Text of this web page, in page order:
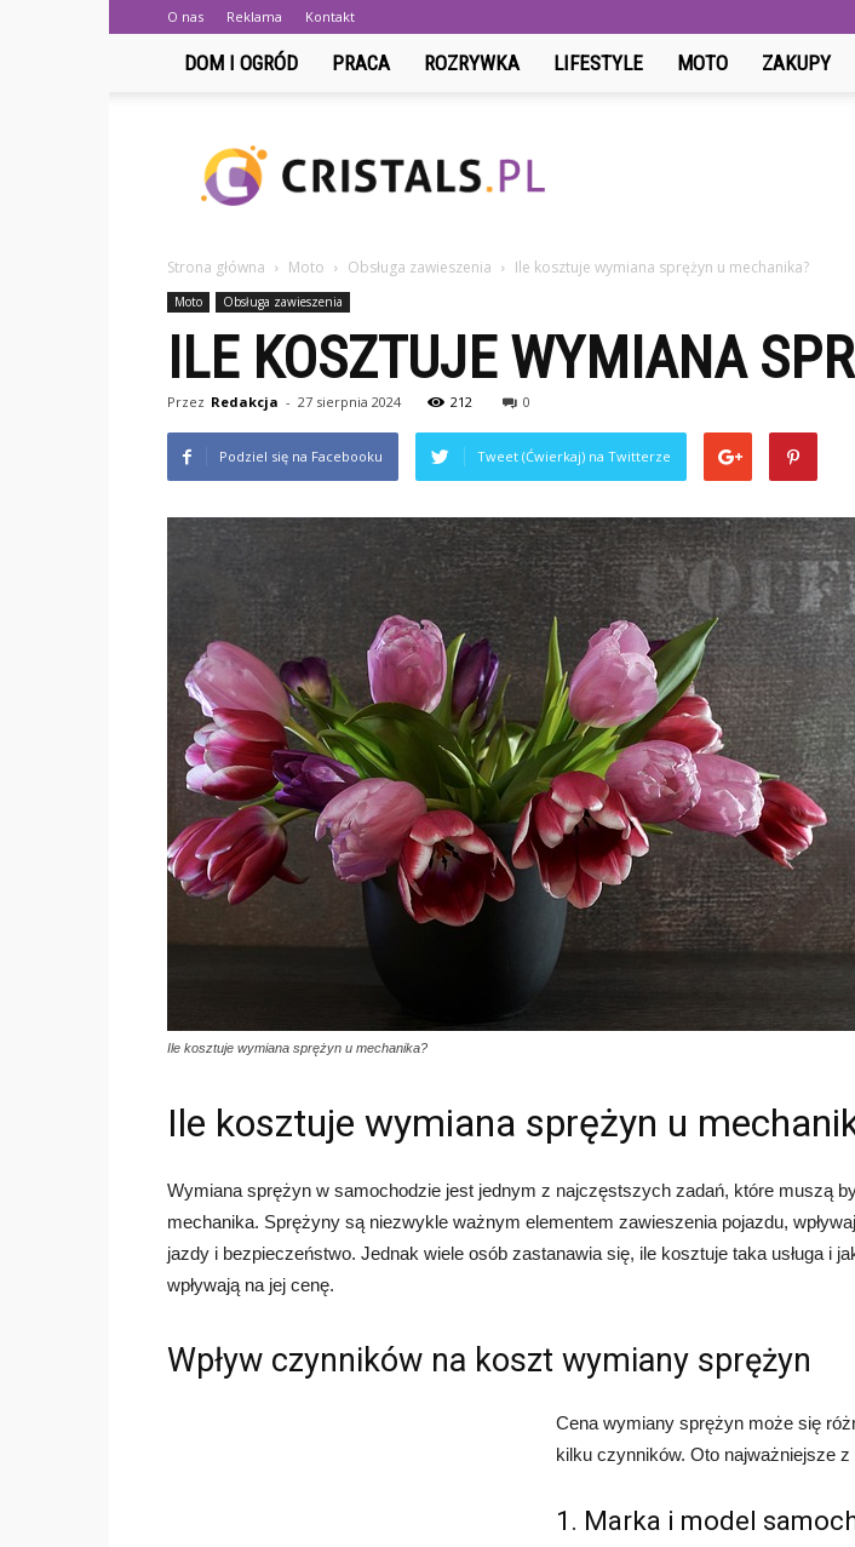
O nas Reklama Kontakt
DOM I OGRÓD PRACA ROZRYWKA LIFESTYLE MOTO ZAKUPY
Strona główna Moto Obsługa zawieszenia Ile kosztuje wymiana sprężyn u mechanika?
Moto Obsługa zawieszenia
ILE KOSZTUJE WYMIANA
Przez Redakcja - 27 sierpnia 2024 212 0
Podziel się na Facebooku Tweet (Ćwierkaj) na Twitterze
Ile kosztuje wymiana sprężyn u mechanika?
Ile kosztuje wymiana sprężyn u
Wymiana sprężyn w samochodzie jest jednym z najczęstszych zadań, które muszą
mechanika. Sprężyny są niezwykle ważnym elementem zawieszenia pojazdu,
jazdy i bezpieczeństwo. Jednak wiele osób zastanawia się, ile kosztuje taka usługa i
wpływają na jej cenę.
Wpływ czynników na koszt wymiany sprężyn
Cena wymiany sprężyn może się
kilku czynników. Oto najważniejsze z
1. Marka i model